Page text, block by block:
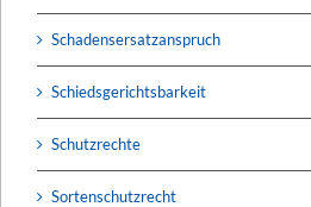
Schadensersatzanspruch
Schiedsgerichtsbarkeit
Schutzrechte
Sortenschutzrecht